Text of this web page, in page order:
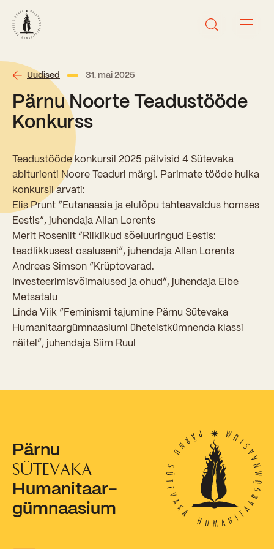
Avaleht
Uudised
Õppetöö
Perioodõpe
Õppesuunad
Tunniplaan
Õppesisu ülekandmine
Aastatöö
Konsultatsioonid
Rahvusvahelised projektid
Koolist
Ajalugu
Õpilased
Vilistlased
Medalid
Sisseastumisinfo
Sisseastumiskatsed
Stipendiumid
Kontaktid
Stuudium Videod
Uudised 31. mai 2025
Pärnu Noorte Teadustööde
Konkurss
Teadustööde konkursil 2025 pälvisid 4 Sütevaka
abiturienti Noore Teaduri märgi. Parimate tööde hulka
konkursil arvati:
Elis Prunt “Eutanaasia ja elulõpu tahteavaldus homses
Eestis”, juhendaja Allan Lorents
Merit Roseniit “Riiklikud sõeluuringud Eestis:
teadlikkusest osaluseni”, juhendaja Allan Lorents
Andreas Simson “Krüptovarad.
Investeerimisvõimalused ja ohud”, juhendaja Elbe
Metsatalu
Linda Viik “Feminismi tajumine Pärnu Sütevaka
Humanitaargümnaasiumi üheteistkümnenda klassi
näitel”, juhendaja Siim Ruul
Pärnu
SÜTEVAKA
Humanitaar-
gümnaasium